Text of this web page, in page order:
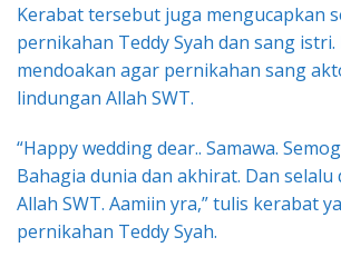
Kerabat tersebut juga mengucapkan
pernikahan Teddy Syah dan sang istri.
mendoakan agar pernikahan sang
lindungan Allah SWT.
“Happy wedding dear.. Samawa.
Bahagia dunia dan akhirat. Dan selalu
Allah SWT. Aamiin yra,” tulis kerabat
pernikahan Teddy Syah.